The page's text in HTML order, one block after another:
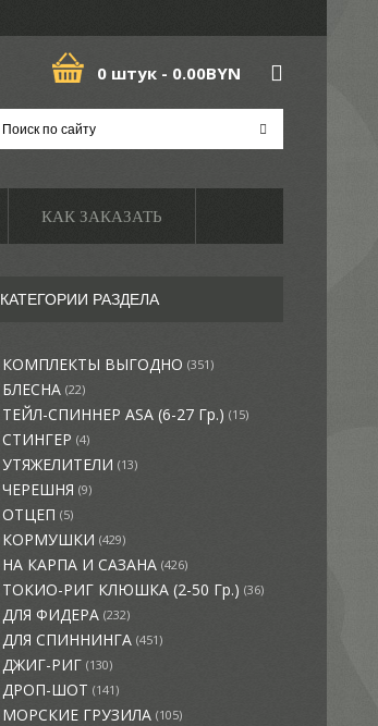
0 штук - 0.00BYN
КАК ЗАКАЗАТЬ
КАТЕГОРИИ РАЗДЕЛА
КОМПЛЕКТЫ ВЫГОДНО (351)
БЛЕСНА (22)
ТЕЙЛ-СПИННЕР ASA (6-27 Гр.) (15)
СТИНГЕР (4)
УТЯЖЕЛИТЕЛИ (13)
ЧЕРЕШНЯ (9)
ОТЦЕП (5)
КОРМУШКИ (429)
НА КАРПА И САЗАНА (426)
ТОКИО-РИГ КЛЮШКА (2-50 Гр.) (36)
ДЛЯ ФИДЕРА (232)
ДЛЯ СПИННИНГА (451)
ДЖИГ-РИГ (130)
ДРОП-ШОТ (141)
МОРСКИЕ ГРУЗИЛА (105)